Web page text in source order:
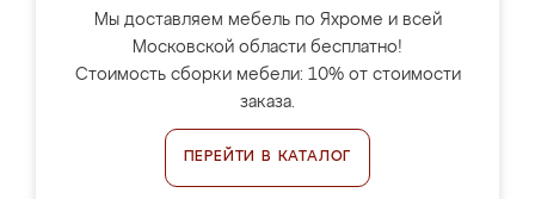
Мы доставляем мебель по Яхроме и всей
Московской области бесплатно!
Стоимость сборки мебели: 10% от стоимости
заказа.
ПЕРЕЙТИ В КАТАЛОГ